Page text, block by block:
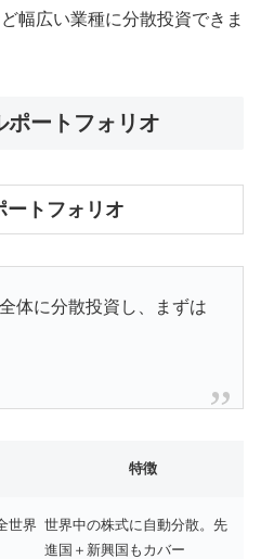
幅広い業種に分散投資できま
ポートフォリオ
ートフォリオ
体に分散投資し、まずは
特徴
世界 世界中の株式に自動分散。先
進国＋新興国もカバー